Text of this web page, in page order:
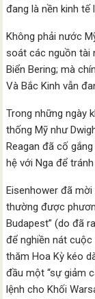
đang là nền kinh tế
Không phải nước
soát các nguồn tài
Biển Bering; mà
Và Bắc Kinh vẫn
Trong những ngày
thống Mỹ như
Reagan đã cố
hệ với Nga để
Eisenhower đã mời
thường được
Budapest” (do đã
để nghiền nát
thăm Hoa Kỳ kéo
đầu một “sự giảm
lệnh cho Khối